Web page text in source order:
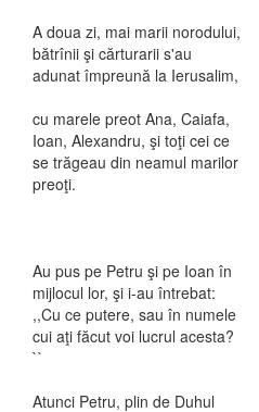
A doua zi, mai marii norodului,
bătrînii şi cărturarii s'au
adunat împreună la Ierusalim,
cu marele preot Ana, Caiafa,
Ioan, Alexandru, şi toţi cei ce
se trăgeau din neamul marilor
preoţi.
Au pus pe Petru şi pe Ioan în
mijlocul lor, şi i-au întrebat:
,,Cu ce putere, sau în numele
cui aţi făcut voi lucrul acesta?
``
Atunci Petru, plin de Duhul